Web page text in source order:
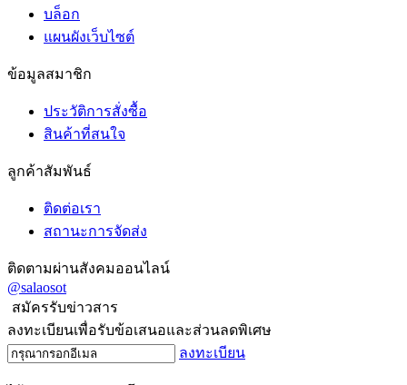
บล็อก
แผนผังเว็บไซต์
ข้อมูลสมาชิก
ประวัติการสั่งซื้อ
สินค้าที่สนใจ
ลูกค้าสัมพันธ์
ติดต่อเรา
สถานะการจัดส่ง
ติดตามผ่านสังคมออนไลน์
@salaosot
สมัครรับข่าวสาร
ลงทะเบียนเพื่อรับข้อเสนอและส่วนลดพิเศษ
ลงทะเบียน